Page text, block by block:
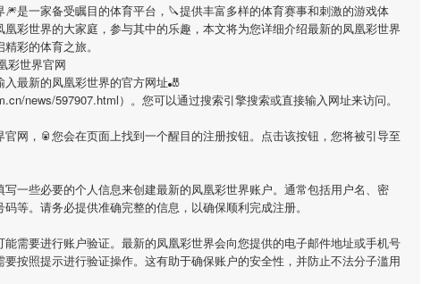
🎆是一家备受瞩目的体育平台，🔪提供丰富多样的体育赛事和刺激的游戏体
凰彩世界的大家庭，参与其中的乐趣，本文将为您详细介绍最新的凤凰彩世界
彩的体育之旅。
彩世界官网
入最新的凤凰彩世界的官方网址🎳
news/597907.html）。您可以通过搜索引擎搜索或直接输入网址来访问。
官网，🥫您会在页面上找到一个醒目的注册按钮。点击该按钮，您将被引导至
一些必要的个人信息来创建最新的凤凰彩世界账户。通常包括用户名、密
等。请务必提供准确完整的信息，以确保顺利完成注册。
需要进行账户验证。 最新的凤凰彩世界会向您提供的电子邮件地址或手机号
按照提示进行验证操作。这有助于确保账户的安全性，并防止不法分子滥用